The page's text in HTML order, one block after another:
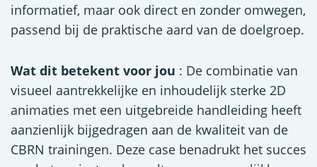
informatief, maar ook direct en zonder omwegen,
passend bij de praktische aard van de doelgroep.
Wat dit betekent voor jou : De combinatie van
visueel aantrekkelijke en inhoudelijk sterke 2D
animaties met een uitgebreide handleiding heeft
aanzienlijk bijgedragen aan de kwaliteit van de
CBRN trainingen. Deze case benadrukt het succes